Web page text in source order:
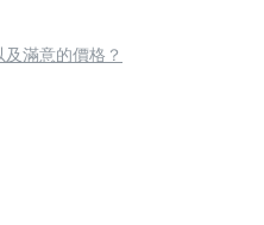
滿意的價格？